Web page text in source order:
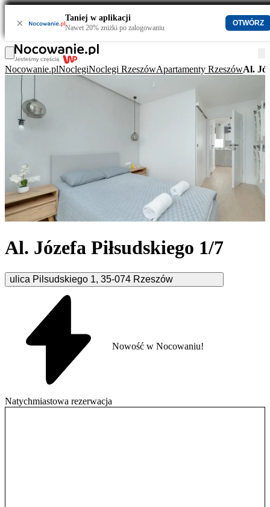
× Taniej w aplikacji
Nawet 20% zniżki po zalogowaniu
OTWÓRZ
Nocowanie.plNoclegiNoclegi RzeszówApartamenty RzeszówAl.
Al. Józefa Piłsudskiego 1/7
ulica Pilsudskiego 1, 35-074 Rzeszów
Natychmiastowa rezerwacja
Nowość w Nocowaniu!